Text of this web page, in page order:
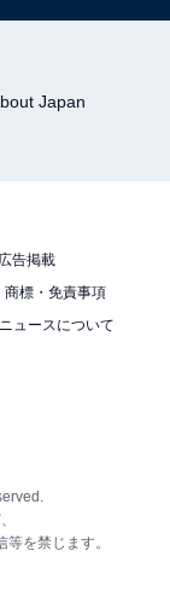
Japan
広告掲載
商標・免責事項
ュースについて
を禁じます。